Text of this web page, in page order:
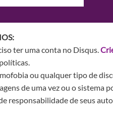
ter uma conta no Disqus.
ou qualquer tipo de
de uma vez ou o sistema
responsabilidade de seus